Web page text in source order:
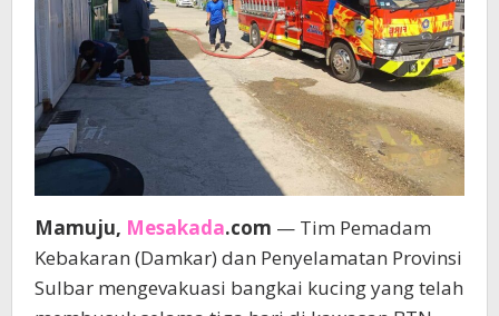
Mamuju, Mesakada.com — Tim Pemadam
Kebakaran (Damkar) dan Penyelamatan Provinsi
Sulbar mengevakuasi bangkai kucing yang telah